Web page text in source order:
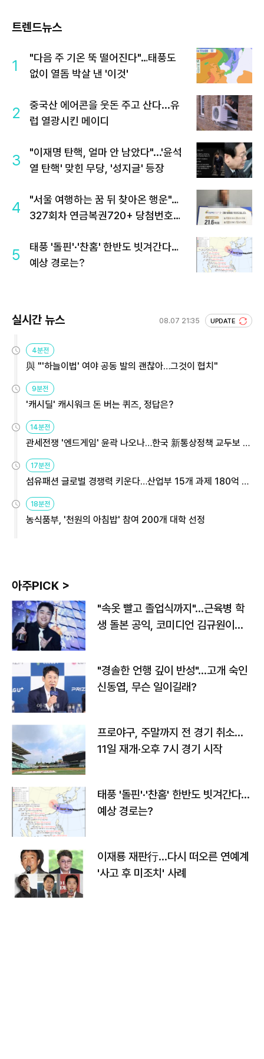
트렌드뉴스
1
"다음 주 기온 뚝 떨어진다"…태풍도
없이 열돔 박살 낸 '이것'
2
중국산 에어콘을 웃돈 주고 산다...유
럽 열광시킨 메이디
3
"이재명 탄핵, 얼마 안 남았다"...'윤석
열 탄핵' 맞힌 무당, '성지글' 등장
4
"서울 여행하는 꿈 뒤 찾아온 행운"…
327회차 연금복권720+ 당첨번호조
5
태풍 '돌핀'·'찬홈' 한반도 빗겨간다…
예상 경로는?
실시간 뉴스 08.07 21:35 UPDATE
4분전
與 "'하늘이법' 여야 공동 발의 괜찮아…그것이 협치"
9분전
'캐시딜' 캐시워크 돈 버는 퀴즈, 정답은?
14분전
관세전쟁 '엔드게임' 윤곽 나오나…한국 新통상정책 교두보 활
용해야
17분전
섬유패션 글로벌 경쟁력 키운다…산업부 15개 과제 180억 지
원
18분전
농식품부, '천원의 아침밥' 참여 200개 대학 선정
아주PICK >
"속옷 빨고 졸업식까지"…근육병 학
생 돌본 공익, 코미디언 김규원이었
"경솔한 언행 깊이 반성"…고개 숙인
신동엽, 무슨 일이길래?
프로야구, 주말까지 전 경기 취소…
11일 재개·오후 7시 경기 시작
태풍 '돌핀'·'찬홈' 한반도 빗겨간다…
예상 경로는?
이재룡 재판行…다시 떠오른 연예계
'사고 후 미조치' 사례